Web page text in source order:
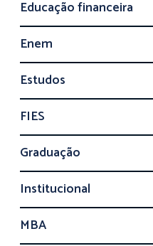
Educação financeira
Enem
Estudos
FIES
Graduação
Institucional
MBA